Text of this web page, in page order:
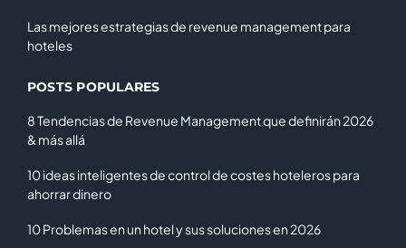
Las mejores estrategias de revenue management para
hoteles
POSTS POPULARES
8 Tendencias de Revenue Management que definirán 2026
& más allá
10 ideas inteligentes de control de costes hoteleros para
ahorrar dinero
10 Problemas en un hotel y sus soluciones en 2026